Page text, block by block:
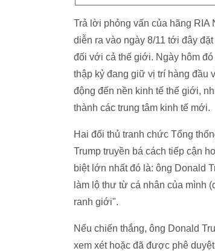
Trả lời phỏng vấn của hãng RIA
diễn ra vào ngày 8/11 tới đây
đối với cả thế giới. Ngày hôm
thập kỷ đang giữ vị trí hàng đầu
động đến nền kinh tế thế giới,
thành các trung tâm kinh tế mới.
Hai đối thủ tranh chức Tổng
Trump truyền bá cách tiếp cận
biệt lớn nhất đó là: ông Donald
làm lộ thư từ cá nhân của mình
ranh giới".
Nếu chiến thắng, ông Donald
xem xét hoặc đã được phê